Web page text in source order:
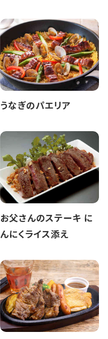
うなぎのパエリア
お父さんのステーキ に
んにくライス添え